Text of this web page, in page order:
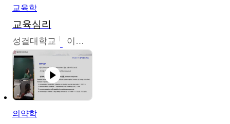
교육학
교육심리
성결대학교 이수경
의약학